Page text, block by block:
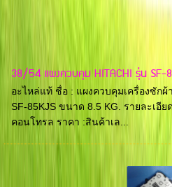
38/54 แผงควบคุม HITACHI รุ่น SF-
อะไหล่แท้ ชื่อ : แผงควบคุมเครื่องซักผ้
SF-85KJS ขนาด 8.5 KG. รายละเอีย
คอนโทรล ราคา :สินค้าเล...